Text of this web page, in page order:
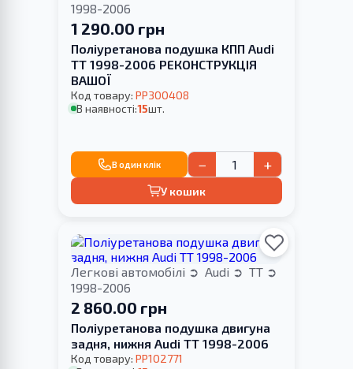
1998-2006
1 290.00 грн
Поліуретанова подушка КПП Audi
TT 1998-2006 РЕКОНСТРУКЦІЯ
ВАШОЇ
Код товару: PP300408
В наявності:15шт.
В один клік − +
У кошик
Легкові автомобілі Audi
TT
1998-2006
2 860.00 грн
Поліуретанова подушка двигуна
задня, нижня Audi TT 1998-2006
Код товару: PP102771